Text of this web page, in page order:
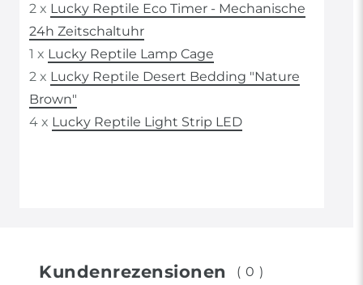
2 x Lucky Reptile Eco Timer - Mechanische
24h Zeitschaltuhr
1 x Lucky Reptile Lamp Cage
2 x Lucky Reptile Desert Bedding "Nature
Brown"
4 x Lucky Reptile Light Strip LED
Kundenrezensionen (0)